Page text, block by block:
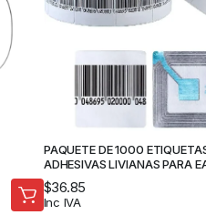
PAQUETE DE 1000 ETIQUETAS
ADHESIVAS LIVIANAS PARA
8.2MHz
$36.85
Inc IVA